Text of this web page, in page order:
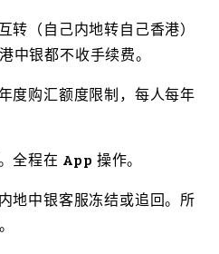
转（自己内地转自己香港）
中银都不收手续费。
度购汇额度限制，每人每年
全程在 App 操作。
地中银客服冻结或追回。所